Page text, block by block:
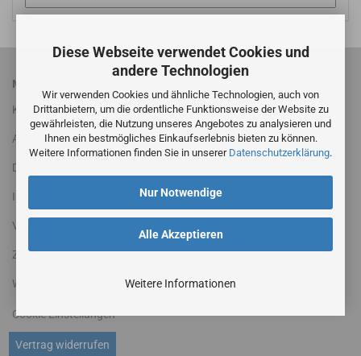
Diese Webseite verwendet Cookies und
andere Technologien
Wir verwenden Cookies und ähnliche Technologien, auch von
Drittanbietern, um die ordentliche Funktionsweise der Website zu
gewährleisten, die Nutzung unseres Angebotes zu analysieren und
Ihnen ein bestmögliches Einkaufserlebnis bieten zu können.
Weitere Informationen finden Sie in unserer Datenschutzerklärung.
Alle Akzeptieren
Nur Notwendige
Weitere Informationen
MEHR ÜBER...
Kontakt
AGB
Datenschutzerklärung
Impressum
Versandinformationen
Zahlungsbedingungen
Widerrufsrecht & Widerrufsformular
Vertrag widerrufen
Cookie Einstellungen